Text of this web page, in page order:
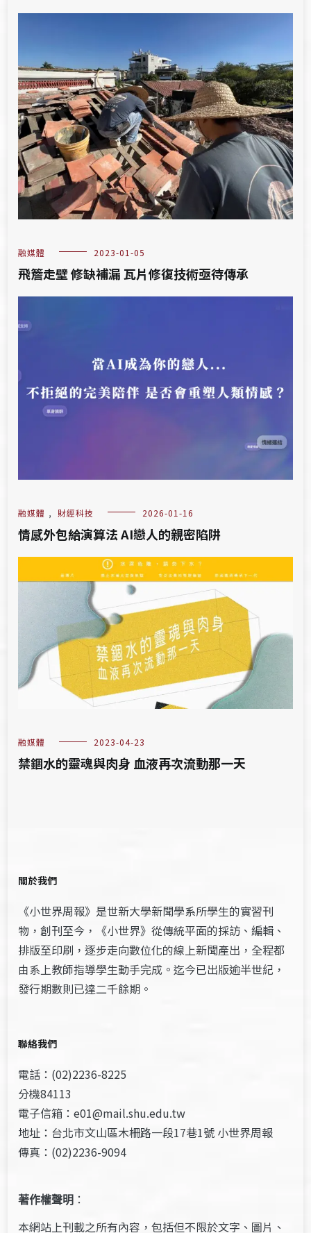
融媒體 2023-01-05
飛簷走壁 修缺補漏 瓦片修復技術亟待傳承
融媒體 , 財經科技 2026-01-16
情感外包給演算法 AI戀人的親密陷阱
融媒體 2023-04-23
禁錮水的靈魂與肉身 血液再次流動那一天
關於我們
《小世界周報》是世新大學新聞學系所學生的實習刊
物，創刊至今，《小世界》從傳統平面的採訪、編輯、
排版至印刷，逐步走向數位化的線上新聞產出，全程都
由系上教師指導學生動手完成。迄今已出版逾半世紀，
發行期數則已達二千餘期。
聯絡我們
電話：(02)2236-8225
分機84113
電子信箱：e01@mail.shu.edu.tw
地址：台北市文山區木柵路一段17巷1號 小世界周報
傳真：(02)2236-9094
著作權聲明 ：
本網站上刊載之所有內容，包括但不限於文字、圖片、